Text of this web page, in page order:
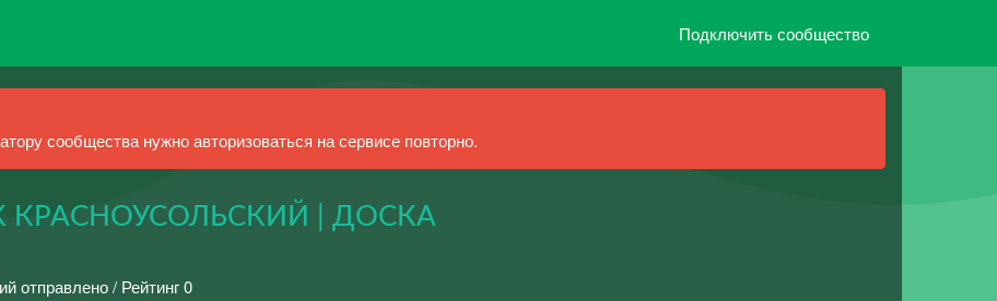
Подключить сообщество
сообщества нужно авторизоваться на сервисе повторно.
| ДОСКА
отправлено / Рейтинг 0